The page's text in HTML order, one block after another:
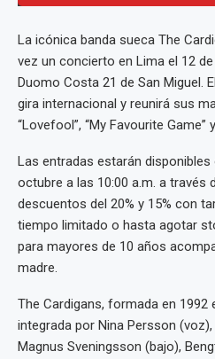
La icónica banda sueca The
vez un concierto en Lima el 12
Duomo Costa 21 de San Miguel.
gira internacional y reunirá sus
“Lovefool”, “My Favourite Game”
Las entradas estarán disponibles
octubre a las 10:00 a.m. a través
descuentos del 20% y 15% con
tiempo limitado o hasta agotar
para mayores de 10 años
madre.
The Cardigans, formada en 1992
integrada por Nina Persson
Magnus Sveningsson (bajo),